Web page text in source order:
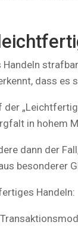
Handeln
dass es
in hohem
dann der
besonderer
Handeln: